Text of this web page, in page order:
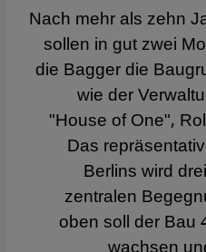
Nach mehr als zehn
sollen in gut zwei
die Bagger die
wie der
"House of One",
Das
Berlins wird
zentralen
oben soll der Bau